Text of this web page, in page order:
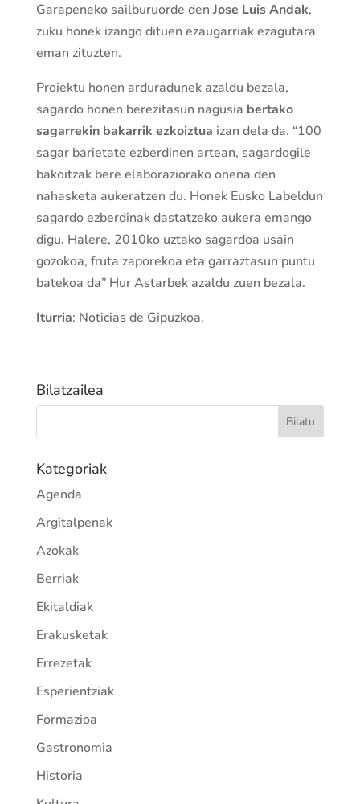
Garapeneko sailburuorde den Jose Luis Andak,
zuku honek izango dituen ezaugarriak ezagutara
eman zituzten.
Proiektu honen arduradunek azaldu bezala,
sagardo honen berezitasun nagusia bertako
sagarrekin bakarrik ezkoiztua izan dela da. “100
sagar barietate ezberdinen artean, sagardogile
bakoitzak bere elaboraziorako onena den
nahasketa aukeratzen du. Honek Eusko Labeldun
sagardo ezberdinak dastatzeko aukera emango
digu. Halere, 2010ko uztako sagardoa usain
gozokoa, fruta zaporekoa eta garraztasun puntu
batekoa da” Hur Astarbek azaldu zuen bezala.
Iturria: Noticias de Gipuzkoa.
Bilatzailea
Kategoriak
Agenda
Argitalpenak
Azokak
Berriak
Ekitaldiak
Erakusketak
Errezetak
Esperientziak
Formazioa
Gastronomia
Historia